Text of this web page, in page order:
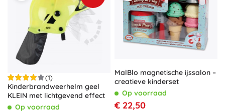
(1)
Kinderbrandweerhelm geel
KLEIN met lichtgevend effect
Op voorraad
MalBlo magnetische ijssalon –
creatieve kinderset
Op voorraad
€ 22,50